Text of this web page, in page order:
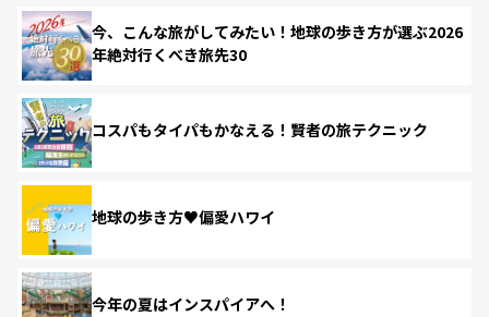
今、こんな旅がしてみたい！地球の歩き方が選ぶ2026
年絶対行くべき旅先30
コスパもタイパもかなえる！賢者の旅テクニック
地球の歩き方♥偏愛ハワイ
今年の夏はインスパイアへ！